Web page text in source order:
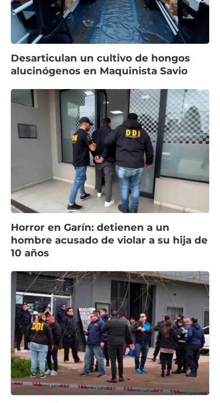
Desarticulan un cultivo de hongos
alucinógenos en Maquinista Savio
Horror en Garín: detienen a un
hombre acusado de violar a su hija de
10 años